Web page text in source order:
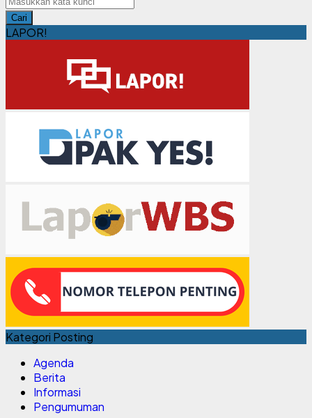
Cari
LAPOR!
Kategori Posting
Agenda
Berita
Informasi
Pengumuman